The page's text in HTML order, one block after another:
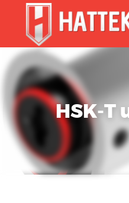
HSK-T